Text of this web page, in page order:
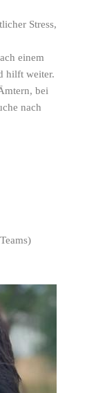
Stress,
einem
hilft weiter.
bei
nach